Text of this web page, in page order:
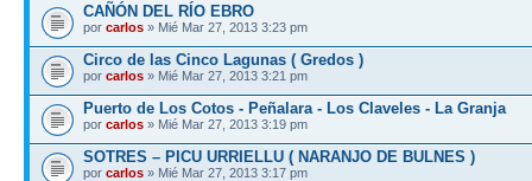
CAÑÓN DEL RÍO EBRO
por carlos » Mié Mar 27, 2013 3:23 pm
Circo de las Cinco Lagunas ( Gredos )
por carlos » Mié Mar 27, 2013 3:21 pm
Puerto de Los Cotos - Peñalara - Los Claveles - La Granja
por carlos » Mié Mar 27, 2013 3:19 pm
SOTRES – PICU URRIELLU ( NARANJO DE BULNES )
por carlos » Mié Mar 27, 2013 3:17 pm